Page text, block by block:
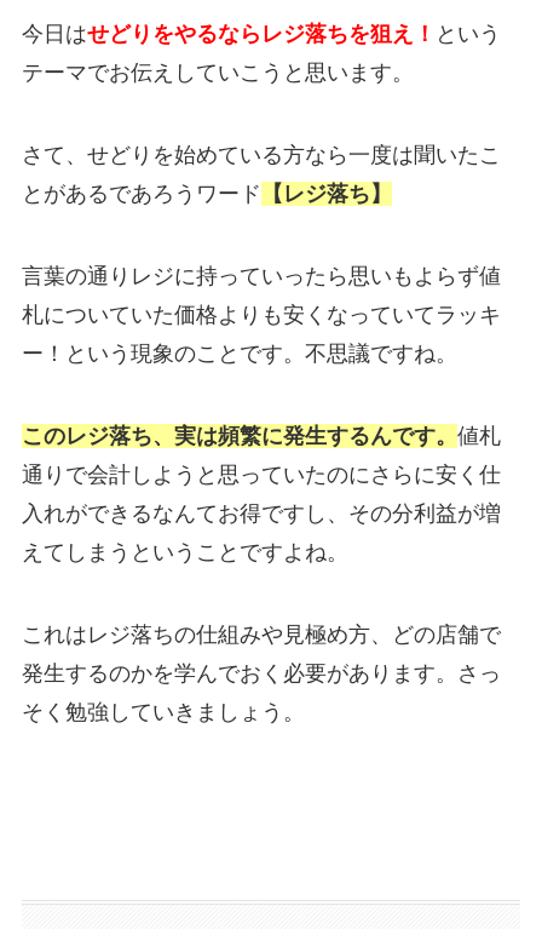
今日はせどりをやるならレジ落ちを狙え！ という
テーマでお伝えしていこうと思います。
さて、せどりを始めている方なら一度は聞いたこ
とがあるであろうワード 【レジ落ち】
言葉の通りレジに持っていったら思いもよらず値
札についていた価格よりも安くなっていてラッキ
ー！という現象のことです。不思議ですね。
このレジ落ち、実は頻繁に発生するんです。 値札
通りで会計しようと思っていたのにさらに安く仕
入れができるなんてお得ですし、その分利益が増
えてしまうということですよね。
これはレジ落ちの仕組みや見極め方、どの店舗で
発生するのかを学んでおく必要があります。さっ
そく勉強していきましょう。